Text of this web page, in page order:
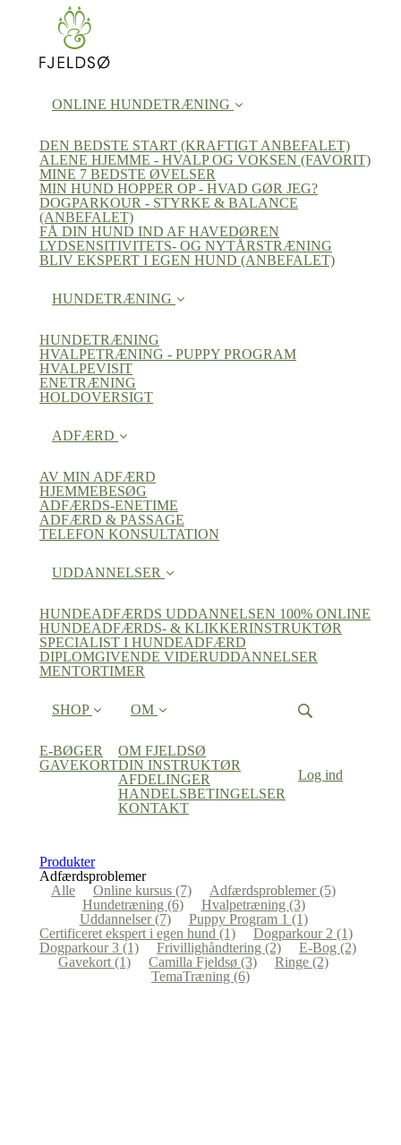
ONLINE HUNDETRÆNING
DEN BEDSTE START (KRAFTIGT ANBEFALET)
ALENE HJEMME - HVALP OG VOKSEN (FAVORIT)
MINE 7 BEDSTE ØVELSER
MIN HUND HOPPER OP - HVAD GØR JEG?
DOGPARKOUR - STYRKE & BALANCE
(ANBEFALET)
FÅ DIN HUND IND AF HAVEDØREN
LYDSENSITIVITETS- OG NYTÅRSTRÆNING
BLIV EKSPERT I EGEN HUND (ANBEFALET)
HUNDETRÆNING
HUNDETRÆNING
HVALPETRÆNING - PUPPY PROGRAM
HVALPEVISIT
ENETRÆNING
HOLDOVERSIGT
ADFÆRD
AV MIN ADFÆRD
HJEMMEBESØG
ADFÆRDS-ENETIME
ADFÆRD & PASSAGE
TELEFON KONSULTATION
UDDANNELSER
HUNDEADFÆRDS UDDANNELSEN 100% ONLINE
HUNDEADFÆRDS- & KLIKKERINSTRUKTØR
SPECIALIST I HUNDEADFÆRD
DIPLOMGIVENDE VIDERUDDANNELSER
MENTORTIMER
SHOP
E-BØGER
GAVEKORT
OM
OM FJELDSØ
DIN INSTRUKTØR
AFDELINGER
HANDELSBETINGELSER
KONTAKT
Log ind
Produkter
Adfærdsproblemer
Alle
Online kursus (7) Adfærdsproblemer(5)
Hundetræning (6) Hvalpetræning (3)
Uddannelser(7) Puppy Program 1 (1)
Certificeret ekspert i egen hund (1) Dogparkour 2 (1)
Dogparkour 3 (1) Frivillighåndtering (2) E-Bog (2)
Gavekort (1) Camilla Fjeldsø (3) Ringe (2)
TemaTræning (6)